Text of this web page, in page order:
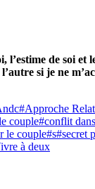
l’estime de soi
si je ne
#Approche
couple#conflit
le couple#s#secret
à deux